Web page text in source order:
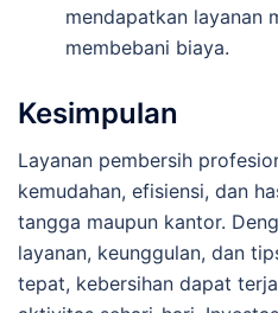
mendapatkan layanan
membebani biaya.
Kesimpulan
Layanan pembersih
kemudahan, efisiensi, dan
tangga maupun kantor.
layanan, keunggulan, dan
tepat, kebersihan dapat